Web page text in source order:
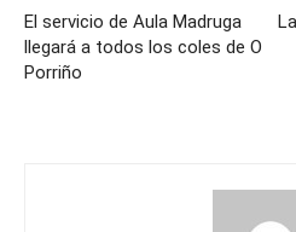
El servicio de Aula Madruga
llegará a todos los coles de O
Porriño